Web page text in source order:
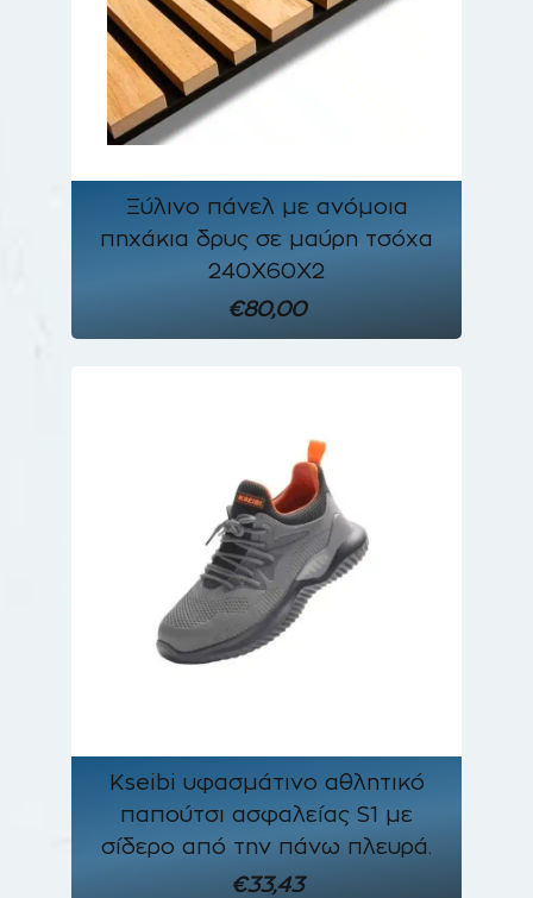
Ξύλινο πάνελ με ανόμοια
πηχάκια δρυς σε μαύρη τσόχα
240Χ60Χ2
€80,00
Kseibi υφασμάτινο αθλητικό
παπούτσι ασφαλείας S1 με
σίδερο από την πάνω πλευρά.
€33,43